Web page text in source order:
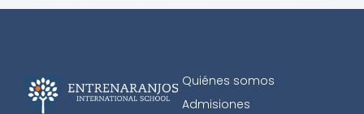
Quiénes somos
Admisiones